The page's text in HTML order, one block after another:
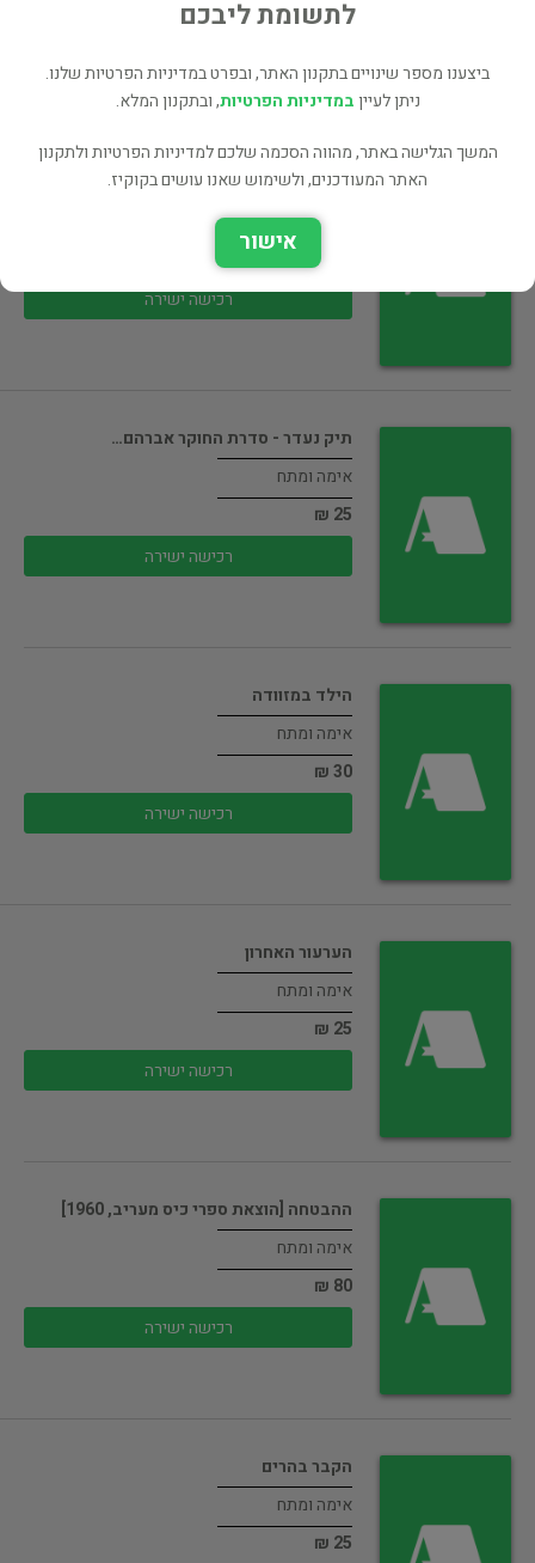
גאות ליל ירח מלא
אימה ומתח
רכישה ישירה
תיק נעדר - סדרת החוקר אברהם…
אימה ומתח
25 ₪
רכישה ישירה
הילד במזוודה
אימה ומתח
30 ₪
רכישה ישירה
הערעור האחרון
אימה ומתח
25 ₪
רכישה ישירה
ההבטחה [הוצאת ספרי כיס מעריב, 1960]
אימה ומתח
80 ₪
רכישה ישירה
הקבר בהרים
אימה ומתח
25 ₪
לתשומת ליבכם
ביצענו מספר שינויים בתקנון האתר, ובפרט במדיניות הפרטיות שלנו.
ניתן לעייןבמדיניות הפרטיות, ובתקנון המלא.
המשך הגלישה באתר, מהווה הסכמה שלכם למדיניות הפרטיות ולתקנון
האתר המעודכנים, ולשימוש שאנו עושים בקוקיז.
אישור